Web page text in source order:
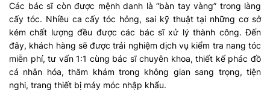
Các bác sĩ còn được mệnh danh là “bàn tay vàng” trong làng
cấy tóc. Nhiều ca cấy tóc hỏng, sai kỹ thuật tại những cơ sở
kém chất lượng đều được các bác sĩ xử lý thành công. Đến
đây, khách hàng sẽ được trải nghiệm dịch vụ kiểm tra nang tóc
miễn phí, tư vấn 1:1 cùng bác sĩ chuyên khoa, thiết kế phác đồ
cá nhân hóa, thăm khám trong không gian sang trọng, tiện
nghi, trang thiết bị máy móc nhập khẩu.